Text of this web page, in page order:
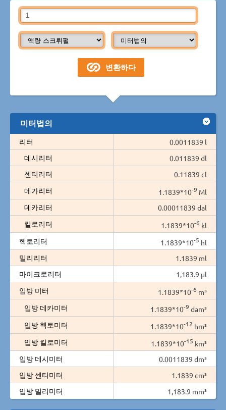
미터법의
리터
0.0011839 l
데시리터
0.011839 dl
센티리터
0.11839 cl
메가리터
1.1839*10-9 Ml
데카리터
0.00011839 dal
킬로리터
1.1839*10-6 kl
헥토리터
1.1839*10-5 hl
밀리리터
1.1839 ml
마이크로리터
1,183.9 µl
입방 미터
1.1839*10-6 m³
입방 데카미터
1.1839*10-9 dam³
입방 헥토미터
1.1839*10-12 hm³
입방 킬로미터
1.1839*10-15 km³
입방 데시미터
0.0011839 dm³
입방 센티미터
1.1839 cm³
입방 밀리미터
1,183.9 mm³